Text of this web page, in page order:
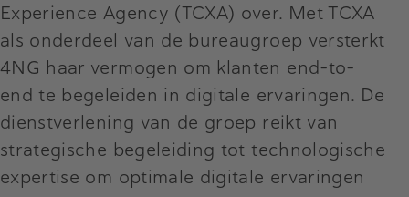
Experience Agency (TCXA) over. Met TCXA
als onderdeel van de bureaugroep versterkt
4NG haar vermogen om klanten end-to-
end te begeleiden in digitale ervaringen. De
dienstverlening van de groep reikt van
strategische begeleiding tot technologische
expertise om optimale digitale ervaringen